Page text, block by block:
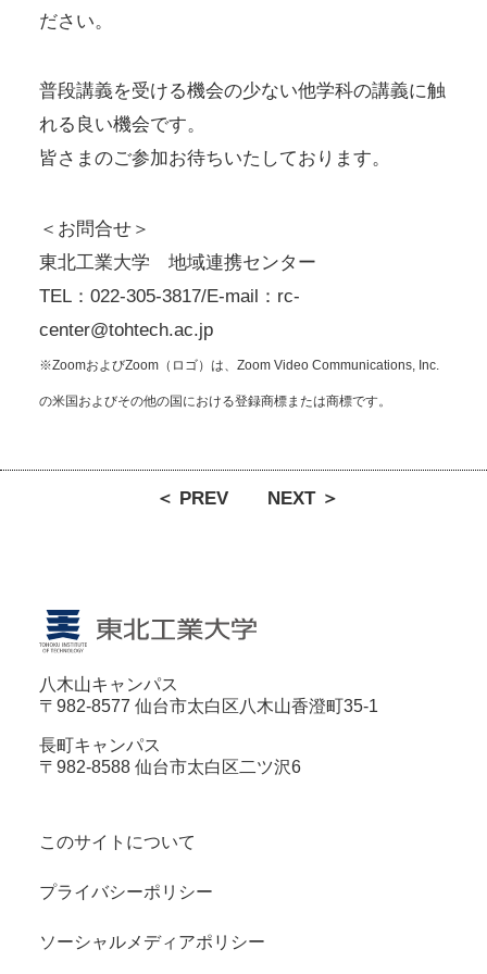
ださい。
普段講義を受ける機会の少ない他学科の講義に触
れる良い機会です。
皆さまのご参加お待ちいたしております。
＜お問合せ＞
東北工業大学 地域連携センター
TEL：022-305-3817/E-mail：rc-
center@tohtech.ac.jp
※ZoomおよびZoom（ロゴ）は、Zoom Video Communications, Inc.
の米国およびその他の国における登録商標または商標です。
＜ PREV NEXT ＞
八木山キャンパス
〒982-8577 仙台市太白区八木山香澄町35-1
長町キャンパス
〒982-8588 仙台市太白区二ツ沢6
このサイトについて
プライバシーポリシー
ソーシャルメディアポリシー